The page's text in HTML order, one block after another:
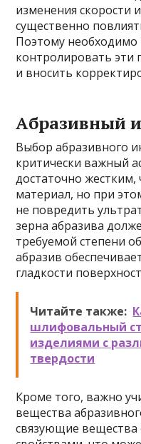
изменения скорости
существенно
Поэтому
контролировать
и вносить
Абразивный
Выбор абразивного
критически важный
достаточно
материал, но при
не повредить
зерна абразива
требуемой степени
абразив
гладкости
Читайте также:
шлифовальный
изделиями с
твердости
Кроме того, важно
вещества
связующие